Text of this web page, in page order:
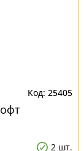
25405
2 шт.